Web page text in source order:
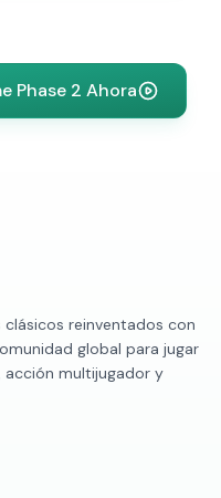
Phase 2 Ahora
reinventados con
global para jugar
acción multijugador y